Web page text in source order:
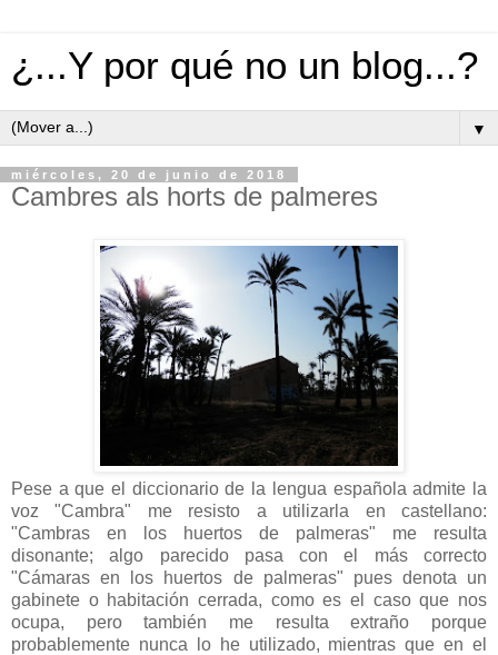
¿...Y por qué no un blog...?
▼
miércoles, 20 de junio de 2018
Cambres als horts de palmeres
Pese a que el diccionario de la lengua española admite la
voz "Cambra" me resisto a utilizarla en castellano:
"Cambras en los huertos de palmeras" me resulta
disonante; algo parecido pasa con el más correcto
"Cámaras en los huertos de palmeras" pues denota un
gabinete o habitación cerrada, como es el caso que nos
ocupa, pero también me resulta extraño porque
probablemente nunca lo he utilizado, mientras que en el